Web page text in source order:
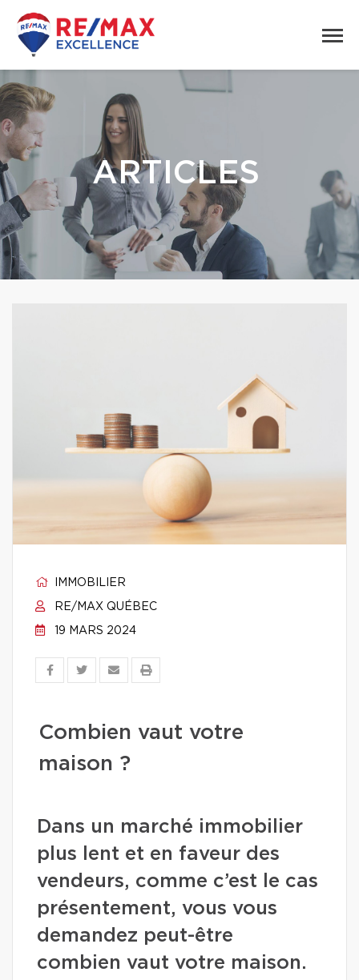
ARTICLES
IMMOBILIER
RE/MAX QUÉBEC
19 MARS 2024
Combien vaut votre
maison ?
Dans un marché immobilier
plus lent et en faveur des
vendeurs, comme c’est le cas
présentement, vous vous
demandez peut-être
combien vaut votre maison.